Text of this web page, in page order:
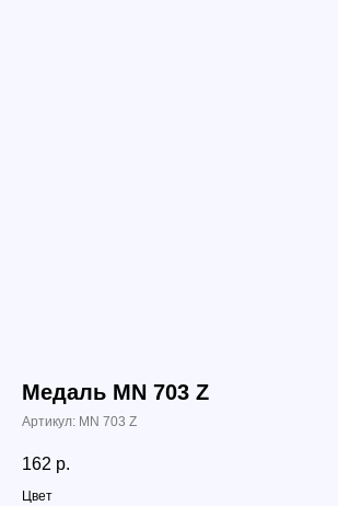
Медаль MN 703 Z
Артикул: MN 703 Z
162 р.
Цвет